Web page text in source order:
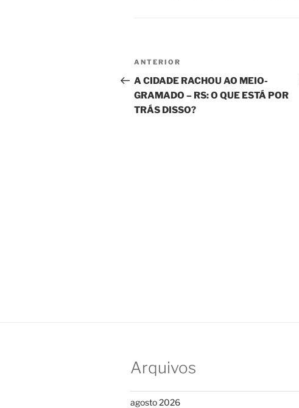
Navegação
de
Post
Post
anterior
ANTERIOR
A CIDADE RACHOU AO MEIO-
GRAMADO – RS: O QUE ESTÁ POR
TRÁS DISSO?
Arquivos
agosto 2026